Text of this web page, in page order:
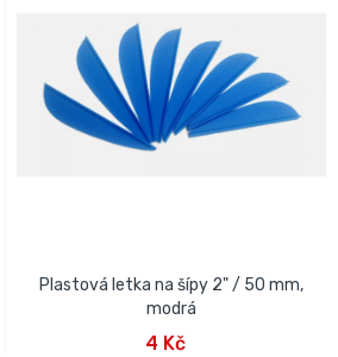
Plastová letka na šípy 2" / 50 mm,
modrá
4 Kč